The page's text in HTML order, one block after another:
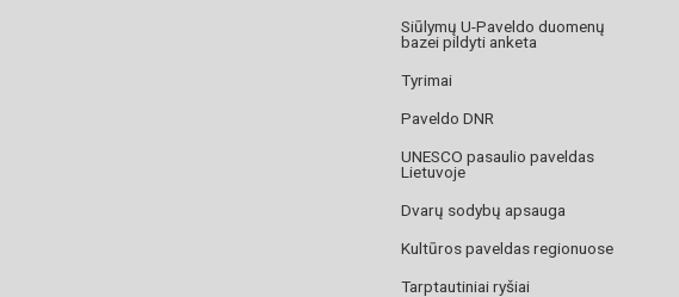
Siūlymų U-Paveldo duomenų
bazei pildyti anketa
Tyrimai
Paveldo DNR
UNESCO pasaulio paveldas
Lietuvoje
Dvarų sodybų apsauga
Kultūros paveldas regionuose
Tarptautiniai ryšiai